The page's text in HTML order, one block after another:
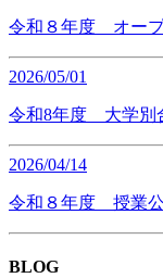
令和８年度 オー
2026/05/01
令和8年度 大学別
2026/04/14
令和８年度 授業
BLOG